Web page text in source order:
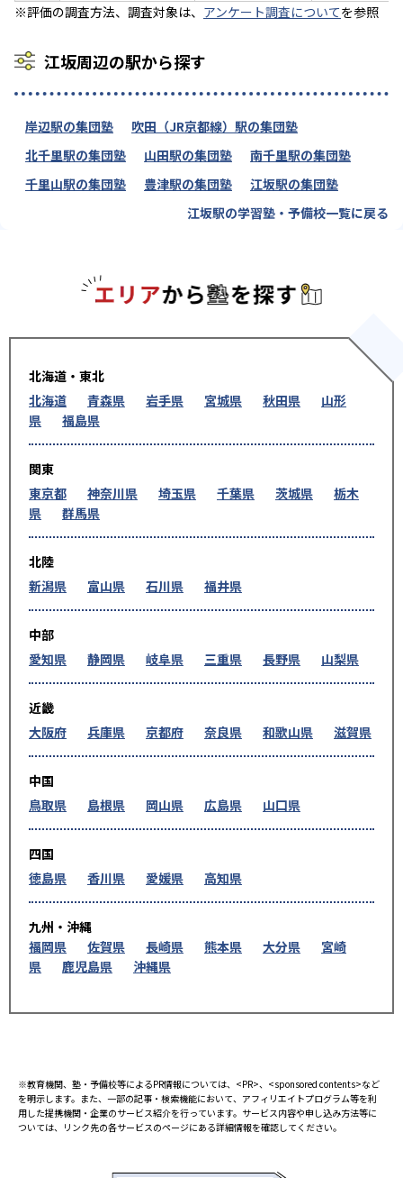
※評価の調査方法、調査対象は、 アンケート調査についてを参照
江坂周辺の駅から探す
岸辺駅の集団塾
吹田（JR京都線）駅の集団塾
北千里駅の集団塾
山田駅の集団塾
南千里駅の集団塾
千里山駅の集団塾
豊津駅の集団塾
江坂駅の集団塾
江坂駅の学習塾・予備校一覧に戻る
北海道・東北
北海道
青森県 岩手県 宮城県 秋田県
山形
県
福島県
関東
東京都
神奈川県 埼玉県 千葉県 茨城県
栃木
県
群馬県
北陸
新潟県
富山県 石川県 福井県
中部
愛知県
静岡県 岐阜県 三重県 長野県 山梨県
近畿
大阪府
兵庫県 京都府 奈良県 和歌山県 滋賀県
中国
鳥取県
島根県 岡山県 広島県 山口県
四国
徳島県
香川県 愛媛県 高知県
九州・沖縄
福岡県
佐賀県 長崎県 熊本県 大分県
宮崎
県
鹿児島県 沖縄県
※教育機関、塾・予備校等によるPR情報については、<PR>、<sponsored contents>など
を明示します。また、一部の記事・検索機能において、アフィリエイトプログラム等を利
用した提携機関・企業のサービス紹介を行っています。サービス内容や申し込み方法等に
ついては、リンク先の各サービスのページにある詳細情報を確認してください。